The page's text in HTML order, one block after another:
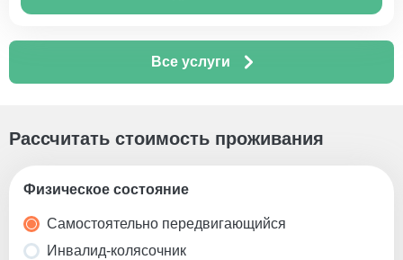
Все услуги
Рассчитать стоимость проживания
Физическое состояние
Самостоятельно передвигающийся
Инвалид-колясочник